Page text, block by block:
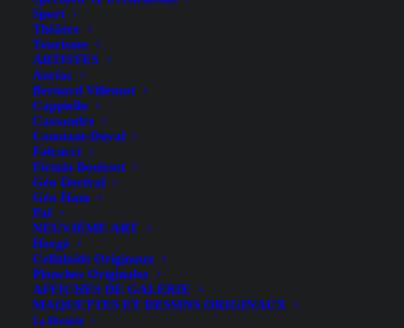
Sport
Théâtre
Tourisme
ARTISTES
Auriac
Bernard Villemot
Cappiello
Cassandre
Constant-Duval
Falcucci
Firmin Bouisset
Géo Dorival
Géo Ham
Pal
NEUVIÈME ART
Hergé
Celluloïds Originaux
Planches Originales
AFFICHES DE GALERIE
MAQUETTES ET DESSINS ORIGINAUX
La librairie
Hide filters